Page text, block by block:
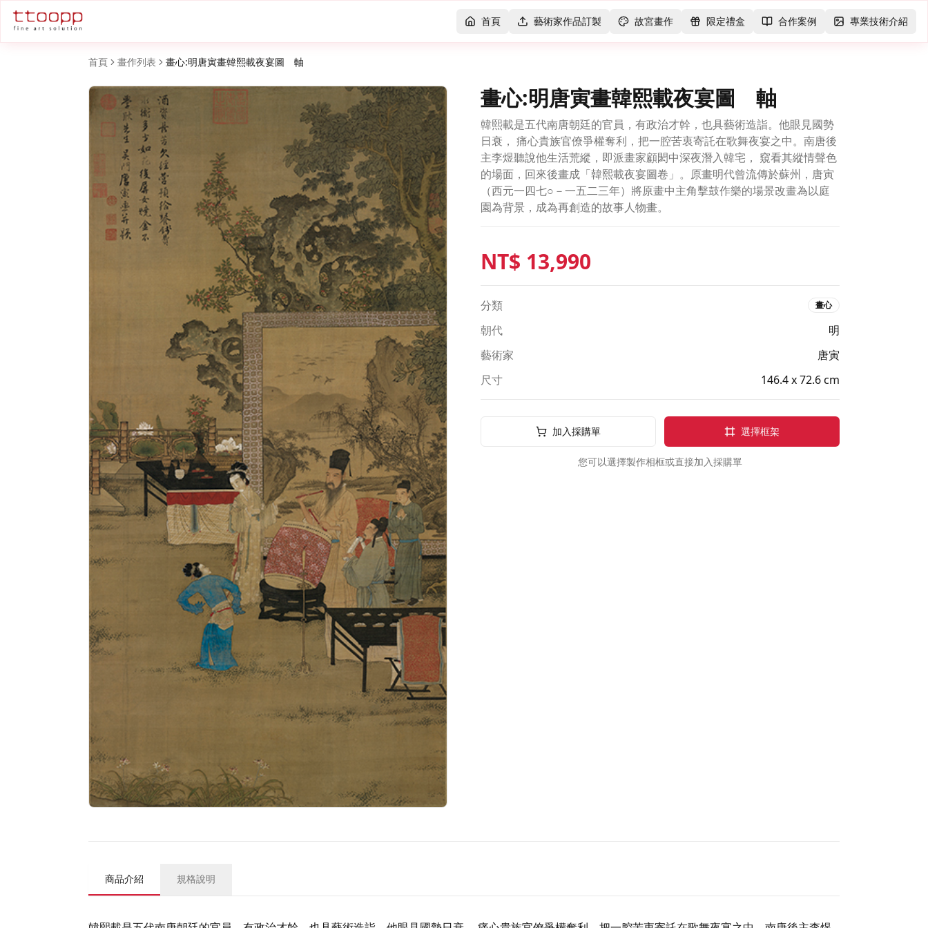
首頁 藝術家作品訂製 故宮畫作 限定禮盒 合作案例 專業技術介紹
首頁 畫作列表 畫心:明唐寅畫韓熙載夜宴圖 軸
畫心:明唐寅畫韓熙載夜宴圖 軸
韓熙載是五代南唐朝廷的官員，有政治才幹，也具藝術造詣。他眼見國勢
日衰， 痛心貴族官僚爭權奪利，把一腔苦衷寄託在歌舞夜宴之中。南唐後
主李煜聽說他生活荒縱，即派畫家顧閎中深夜潛入韓宅， 窺看其縱情聲色
的場面，回來後畫成「韓熙載夜宴圖卷」。原畫明代曾流傳於蘇州，唐寅
（西元一四七○－一五二三年）將原畫中主角擊鼓作樂的場景改畫為以庭
園為背景，成為再創造的故事人物畫。
NT$ 13,990
分類 畫心
朝代
明
藝術家
唐寅
尺寸
146.4 x 72.6 cm
加入採購單 選擇框架
您可以選擇製作相框或直接加入採購單
商品介紹 規格說明